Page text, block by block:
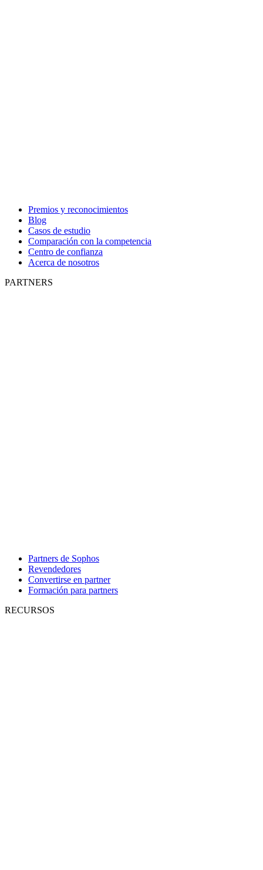
Premios y reconocimientos
Blog
Casos de estudio
Comparación con la competencia
Centro de confianza
Acerca de nosotros
PARTNERS
Partners de Sophos
Revendedores
Convertirse en partner
Formación para partners
RECURSOS